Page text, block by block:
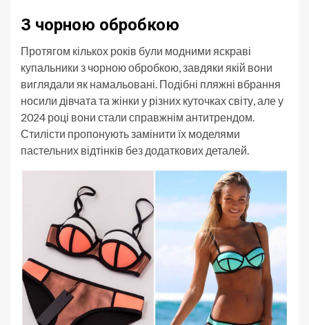
З чорною обробкою
Протягом кількох років були модними яскраві
купальники з чорною обробкою, завдяки якій вони
виглядали як намальовані. Подібні пляжні вбрання
носили дівчата та жінки у різних куточках світу, але у
2024 році вони стали справжнім антитрендом.
Стилісти пропонують замінити їх моделями
пастельних відтінків без додаткових деталей.